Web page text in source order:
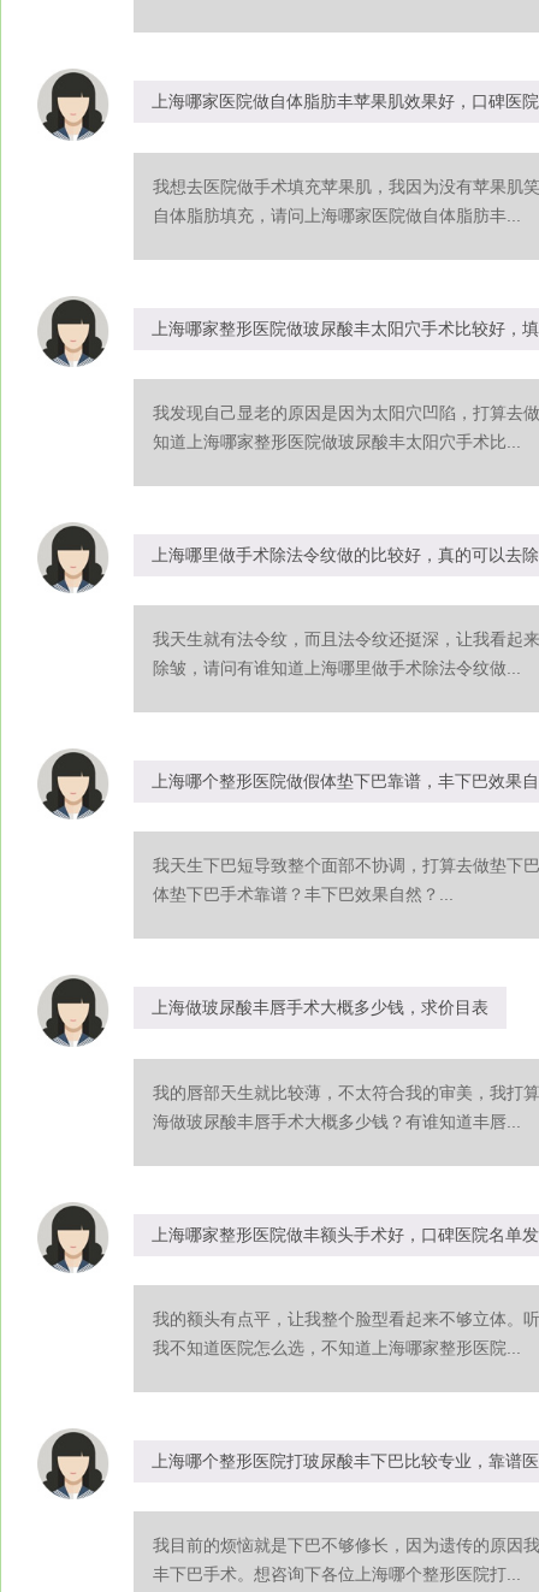
上海哪家医院做自体脂肪丰苹果肌效果好，口碑医
我想去医院做手术填充苹果肌，我因为没有苹果肌
自体脂肪填充，请问上海哪家医院做自体脂肪丰...
上海哪家整形医院做玻尿酸丰太阳穴手术比较好，
我发现自己显老的原因是因为太阳穴凹陷，打算去
知道上海哪家整形医院做玻尿酸丰太阳穴手术比...
上海哪里做手术除法令纹做的比较好，真的可以去
我天生就有法令纹，而且法令纹还挺深，让我看起
除皱，请问有谁知道上海哪里做手术除法令纹做...
上海哪个整形医院做假体垫下巴靠谱，丰下巴效果
我天生下巴短导致整个面部不协调，打算去做垫下
体垫下巴手术靠谱？丰下巴效果自然？...
上海做玻尿酸丰唇手术大概多少钱，求价目表
我的唇部天生就比较薄，不太符合我的审美，我打
海做玻尿酸丰唇手术大概多少钱？有谁知道丰唇...
上海哪家整形医院做丰额头手术好，口碑医院名单
我的额头有点平，让我整个脸型看起来不够立体。
我不知道医院怎么选，不知道上海哪家整形医院...
上海哪个整形医院打玻尿酸丰下巴比较专业，靠谱
我目前的烦恼就是下巴不够修长，因为遗传的原因
丰下巴手术。想咨询下各位上海哪个整形医院打...